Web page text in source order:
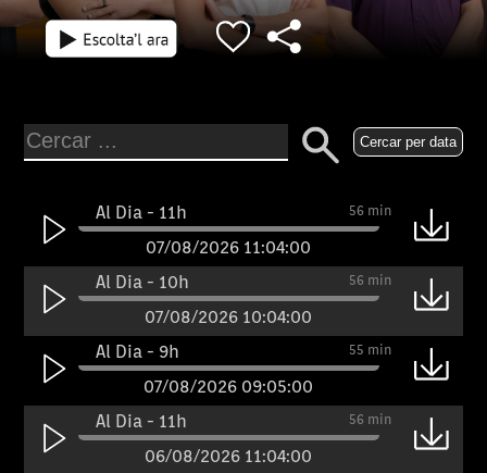
Cercar per data
Al Dia - 11h 56 min
07/08/2026 11:04:00
Al Dia - 10h
56 min
07/08/2026 10:04:00
Al Dia - 9h
55 min
07/08/2026 09:05:00
Al Dia - 11h
56 min
06/08/2026 11:04:00